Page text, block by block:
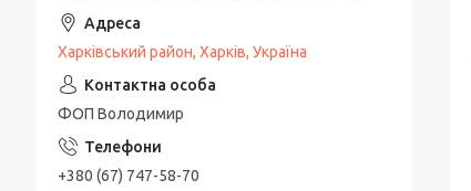
Харківський район, Харків, Україна
ФОП Володимир
+380 (67) 747-58-70